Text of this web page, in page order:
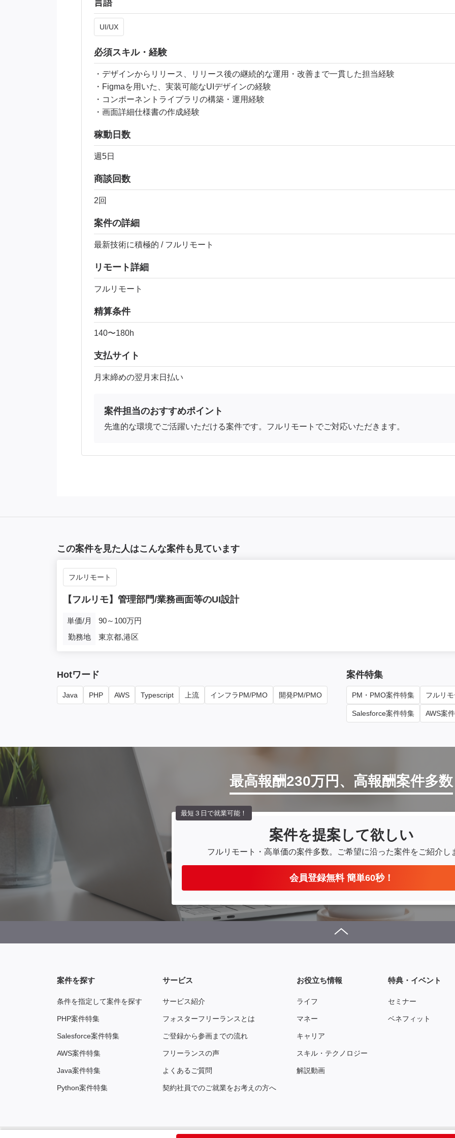
言語
UI/UX
必須スキル・経験
・デザインからリリース、リリース後の継続的な運用・改善まで一貫した担当経験
・Figmaを用いた、実装可能なUIデザインの経験
・コンポーネントライブラリの構築・運用経験
・画面詳細仕様書の作成経験
稼動日数
週5日
商談回数
2回
案件の詳細
最新技術に積極的 / フルリモート
リモート詳細
フルリモート
精算条件
140〜180h
支払サイト
月末締めの翌月末日払い
案件担当のおすすめポイント
先進的な環境でご活躍いただける案件です。フルリモートでご対応いただきます。
この案件を見た人はこんな案件も見ています
フルリモート
【フルリモ】管理部門/業務画面等のUI設計
単価/月
90～100万円
勤務地
東京都,港区
Hotワード
Java PHP AWS Typescript 上流 インフラPM/PMO 開発PM/PMO
案件特集
PM・PMO案件特集 フルリ
Salesforce案件特集 AWS案
最高報酬230万円、高報酬案件多数
案件を提案して欲しい
フルリモート・高単価の案件多数。 ご希望に沿った案件をご紹介し
会員登録無料 簡単60秒！
最短３日で就業可能！
案件を探す
条件を指定して案件を探す
PHP案件特集
Salesforce案件特集
AWS案件特集
Java案件特集
Python案件特集
サービス
サービス紹介
フォスターフリーランスとは
ご登録から参画までの流れ
フリーランスの声
よくあるご質問
契約社員でのご就業をお考えの方へ
お役立ち情報
ライフ
マネー
キャリア
スキル・テクノロジー
解説動画
特典・イベント
セミナー
ベネフィット